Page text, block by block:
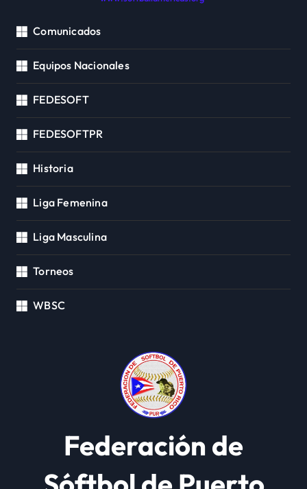
Comunicados
Equipos Nacionales
FEDESOFT
FEDESOFTPR
Historia
Liga Femenina
Liga Masculina
Torneos
WBSC
Federación de